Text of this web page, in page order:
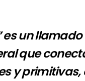
es un
que
y